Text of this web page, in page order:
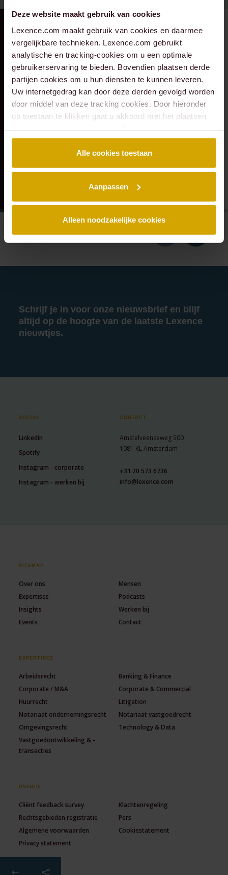
Deze website maakt gebruik van cookies
Lexence.com maakt gebruik van cookies en daarmee
vergelijkbare technieken. Lexence.com gebruikt
analytische en tracking-cookies om u een optimale
gebruikerservaring te bieden. Bovendien plaatsen derde
partijen cookies om u hun diensten te kunnen leveren.
Uw internetgedrag kan door deze derden gevolgd worden
door middel van deze tracking cookies. Door hieronder
op toestaan te klikken gaat u akkoord met het plaatsen
Alle cookies toestaan
Aanpassen
Alleen noodzakelijke cookies
RECENTE ZAAK ⸱ 24-07-2026
Lexence heeft
Caddenz
geadviseerd bij de
overname van
Verkeer Service Zuid-
RECENTE ZAAK ⸱ 22-07-2026
Lexence heeft
Sandee Groen
geadviseerd bij de
toetreding van
Scheybeeck als
aandeelhouder
Schrijf je in voor onze nieuwsbrief en blijf
altijd op de hoogte van de laatste Lexence
nieuwtjes.
SOCIAL
LinkedIn
Spotify
Instagram - corporate
Instagram - werken bij
CONTACT
Amstelveenseweg 500
1081 KL Amsterdam
+31 20 573 6736
info@lexence.com
SITEMAP
Over ons
Mensen
Expertises
Podcasts
Insights
Werken bij
Events
Contact
EXPERTISES
Arbeidsrecht
Banking & Finance
Corporate / M&A
Corporate & Commercial
Huurrecht
Litigation
Notariaat ondernemingsrecht
Notariaat vastgoedrecht
Omgevingsrecht
Technology & Data
Vastgoedontwikkeling & -
transacties
OVERIG
Cliënt feedback survey
Klachtenregeling
Rechtsgebieden registratie
Pers
Algemene voorwaarden
Cookiestatement
Privacy statement